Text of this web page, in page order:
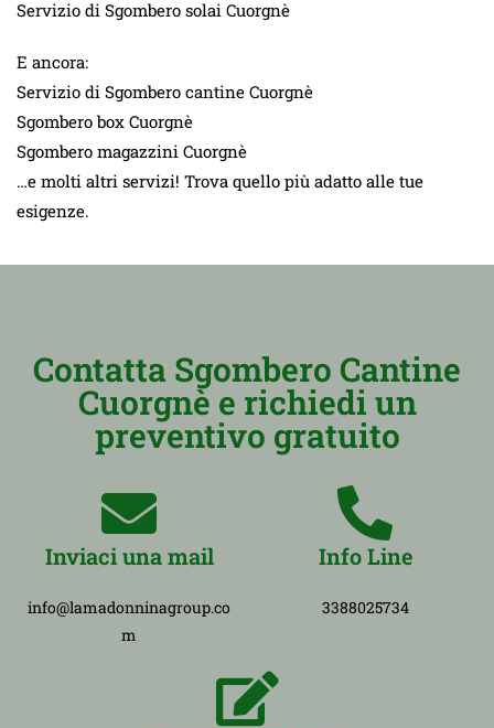
Servizio di Sgombero solai Cuorgnè
E ancora:
Servizio di Sgombero cantine Cuorgnè
Sgombero box Cuorgnè
Sgombero magazzini Cuorgnè
…e molti altri servizi! Trova quello più adatto alle tue
esigenze.
Contatta Sgombero Cantine
Cuorgnè e richiedi un
preventivo gratuito
Inviaci una mail
info@lamadonninagroup.co
m
Info Line
3388025734